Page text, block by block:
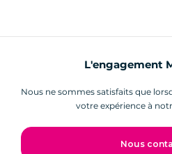
L'engagement
Nous ne sommes satisfaits que
votre expérience à
Nous